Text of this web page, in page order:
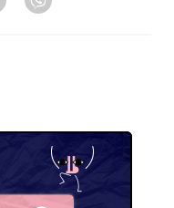
Telegram